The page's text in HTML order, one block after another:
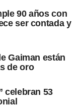
90 años con
ser contada y
Gaiman están
de oro
celebran 53